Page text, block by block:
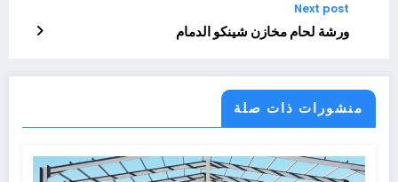
Next post
ورشة لحام مخازن شينكو الدمام
منشورات ذات صلة